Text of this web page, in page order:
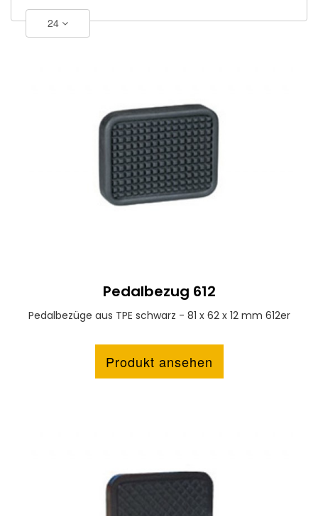
24
Pedalbezug 612
Pedalbezüge aus TPE schwarz - 81 x 62 x 12 mm 612er
Produkt ansehen